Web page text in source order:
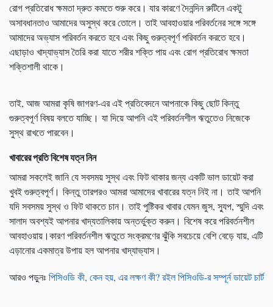
রোগ প্রতিরোধ ক্ষমতা দ্রুত কমতে শুরু করে। যার কারণে দৈনন্দিন রুটিনে একটু
অসাবধানতাও আমাদের অসুস্থ করে তোলে। তাই আবহাওয়ার পরিবর্তনের সঙ্গে সঙ্গে
আমাদের অভ্যাস পরিবর্তন করতে হবে এবং কিছু গুরুত্বপূর্ণ পরিবর্তন করতে হবে।
এছাড়াও খাদ্যাভ্যাস তৈরি করা যাতে শরীর শক্তি পায় এবং রোগ প্রতিরোধ ক্ষমতা
শক্তিশালী থাকে।
তাই, আজ আমরা কৃষি জাগরণ-এর এই প্রতিবেদনে আপনাকে কিছু ছোট কিন্তু
গুরুত্বপূর্ণ বিষয় বলতে যাচ্ছি। যা দিয়ে আপনি এই পরিবর্তনশীল ঋতুতেও নিজেকে
সুস্থ রাখতে পারবেন।
খাবারের প্রতি বিশেষ যত্ন নিন
আমরা সকলেই জানি যে সবসময় সুস্থ এবং ফিট থাকার জন্য একটি ভাল ডায়েট করা
খুবই গুরুত্বপূর্ণ। কিন্তু তারপরও আমরা আমাদের খাবারের যত্ন নিই না। তাই আপনি
যদি সবসময় সুস্থ ও ফিট থাকতে চান। তাই পুষ্টিকর খাবার যেমন জুস, স্যুপ, স্মুদি এবং
সালাদ অবশ্যই আপনার খাদ্যতালিকায় অন্তর্ভুক্ত করুন। বিশেষ করে পরিবর্তনশীল
আবহাওয়ায়।কারণ পরিবর্তনশীল ঋতুতে সংক্রমণের ঝুঁকি সবচেয়ে বেশি বেড়ে যায়, এটি
এড়ানোর একমাত্র উপায় হল আপনার খাদ্যাভ্যাস।
আরও পড়ুনঃ পিসিওডি কী, কেন হয়, এর লক্ষণ কী? রইল পিসিওডি-র সম্পূর্ন ডায়েট চার্ট